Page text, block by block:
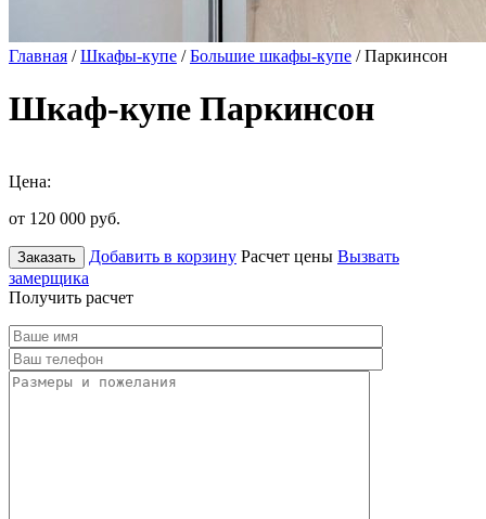
Главная /Шкафы-купе /Большие шкафы-купе / Паркинсон
Шкаф-купе Паркинсон
Цена:
от 120 000 руб.
Заказать Добавить в корзину Расчет цены Вызвать
замерщика
Получить расчет